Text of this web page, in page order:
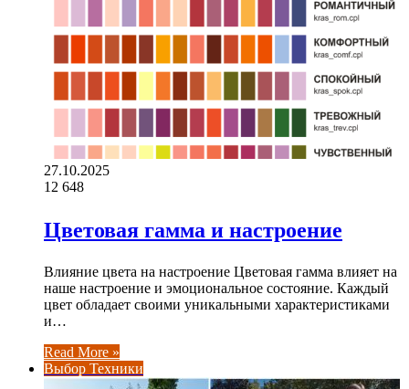
27.10.2025
12 648
Цветовая гамма и настроение
Влияние цвета на настроение Цветовая гамма влияет на
наше настроение и эмоциональное состояние. Каждый
цвет обладает своими уникальными характеристиками
и…
Read More »
Выбор Техники